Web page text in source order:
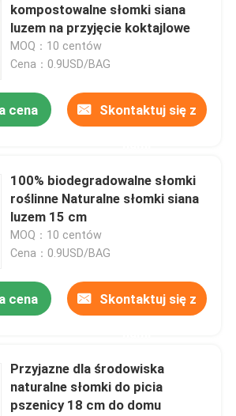
kompostowalne słomki siana
luzem na przyjęcie koktajlowe
MOQ：10 centów
Cena：0.9USD/BAG
cena Skontaktuj się z
100% biodegradowalne słomki
roślinne Naturalne słomki siana
luzem 15 cm
MOQ：10 centów
Cena：0.9USD/BAG
cena Skontaktuj się z
Przyjazne dla środowiska
naturalne słomki do picia
pszenicy 18 cm do domu